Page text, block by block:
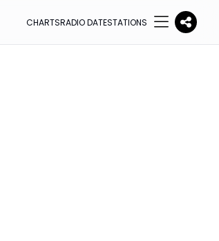
CHARTSRADIO DATESTATIONS